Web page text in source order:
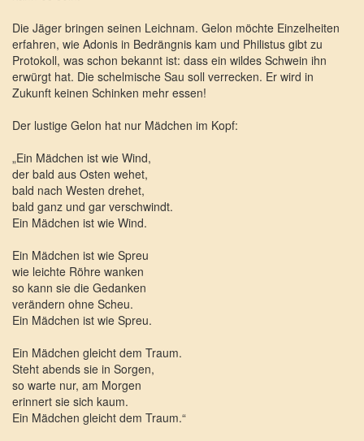
Die Jäger bringen seinen Leichnam. Gelon möchte Einzelheiten
erfahren, wie Adonis in Bedrängnis kam und Philistus gibt zu
Protokoll, was schon bekannt ist: dass ein wildes Schwein ihn
erwürgt hat. Die schelmische Sau soll verrecken. Er wird in
Zukunft keinen Schinken mehr essen!
Der lustige Gelon hat nur Mädchen im Kopf:
„Ein Mädchen ist wie Wind,
der bald aus Osten wehet,
bald nach Westen drehet,
bald ganz und gar verschwindt.
Ein Mädchen ist wie Wind.
Ein Mädchen ist wie Spreu
wie leichte Röhre wanken
so kann sie die Gedanken
verändern ohne Scheu.
Ein Mädchen ist wie Spreu.
Ein Mädchen gleicht dem Traum.
Steht abends sie in Sorgen,
so warte nur, am Morgen
erinnert sie sich kaum.
Ein Mädchen gleicht dem Traum.“